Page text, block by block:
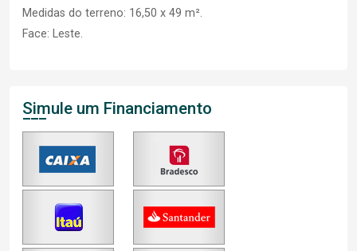
Medidas do terreno: 16,50 x 49 m².
Face: Leste.
Simule um Financiamento